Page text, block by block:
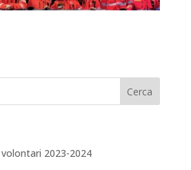
2023-2024